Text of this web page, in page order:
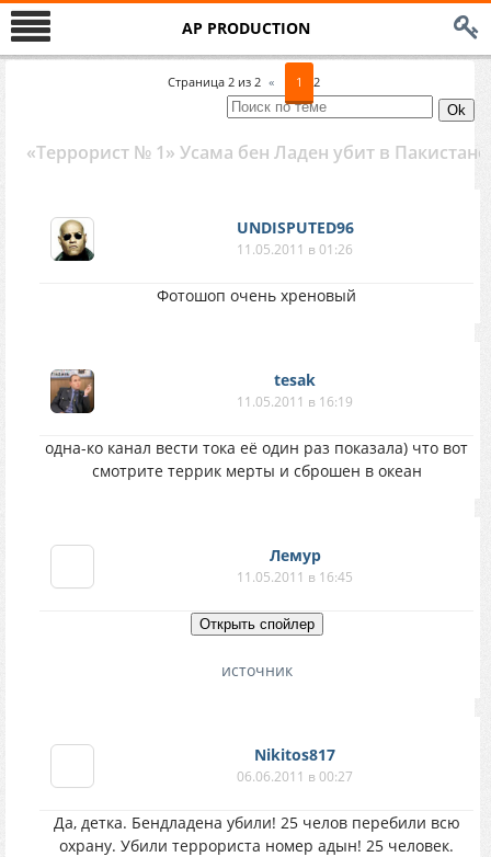
AP PRODUCTION
Страница 2 из 2 « 1 2
«Террорист № 1» Усама бен Ладен убит в Пакистане
UNDISPUTED96
11.05.2011 в 01:26
Фотошоп очень хреновый
tesak
11.05.2011 в 16:19
одна-ко канал вести тока её один раз показала) что вот
смотрите террик мерты и сброшен в океан
Лемур
11.05.2011 в 16:45
источник
Nikitos817
06.06.2011 в 00:27
Да, детка. Бендладена убили! 25 челов перебили всю
охрану. Убили террориста номер адын! 25 человек.